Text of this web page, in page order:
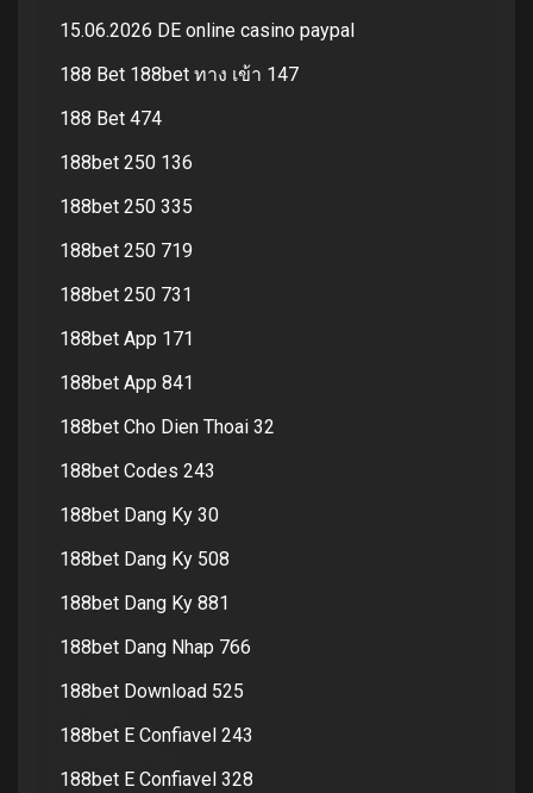
15.06.2026 DE online casino paypal
188 Bet 188bet ทาง เข้า 147
188 Bet 474
188bet 250 136
188bet 250 335
188bet 250 719
188bet 250 731
188bet App 171
188bet App 841
188bet Cho Dien Thoai 32
188bet Codes 243
188bet Dang Ky 30
188bet Dang Ky 508
188bet Dang Ky 881
188bet Dang Nhap 766
188bet Download 525
188bet E Confiavel 243
188bet E Confiavel 328